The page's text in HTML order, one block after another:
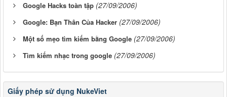
Google Hacks toàn tập (27/09/2006)
Google: Bạn Thân Của Hacker (27/09/2006)
Một số mẹo tìm kiếm bằng Google (27/09/2006)
Tìm kiếm nhạc trong google (27/09/2006)
Giấy phép sử dụng NukeViet